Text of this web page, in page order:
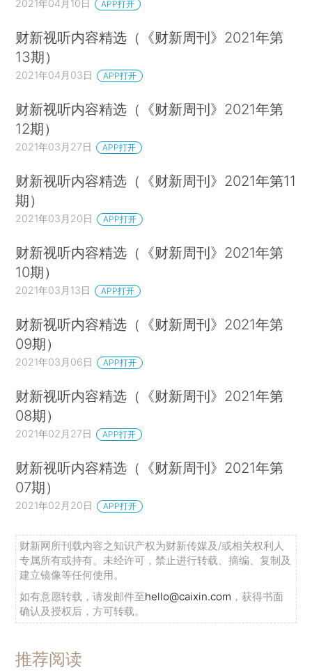
2021年04月10日 APP打开
财新视听内容精选（《财新周刊》2021年第
13期）
2021年04月03日 APP打开
财新视听内容精选（《财新周刊》2021年第
12期）
2021年03月27日 APP打开
财新视听内容精选（《财新周刊》2021年第11
期）
2021年03月20日 APP打开
财新视听内容精选（《财新周刊》2021年第
10期）
2021年03月13日 APP打开
财新视听内容精选（《财新周刊》2021年第
09期）
2021年03月06日 APP打开
财新视听内容精选（《财新周刊》2021年第
08期）
2021年02月27日 APP打开
财新视听内容精选（《财新周刊》2021年第
07期）
2021年02月20日 APP打开
财新网所刊载内容之知识产权为财新传媒及/或相关权利人
专属所有或持有。未经许可，禁止进行转载、摘编、复制及
建立镜像等任何使用。
如有意愿转载，请发邮件至hello@caixin.com ，获得书面
确认及授权后，方可转载。
推荐阅读